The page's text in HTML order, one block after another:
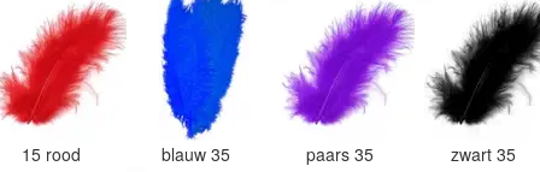
15 rood blauw 35 paars 35 zwart 35